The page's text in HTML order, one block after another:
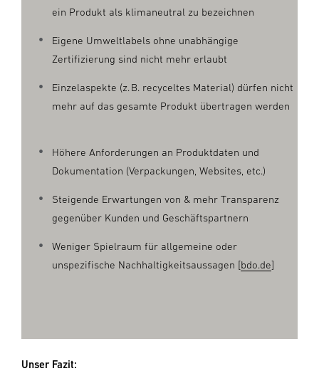
ein Produkt als klimaneutral zu bezeichnen
Eigene Umweltlabels ohne unabhängige
Zertifizierung sind nicht mehr erlaubt
Einzelaspekte (z. B. recyceltes Material) dürfen nicht
mehr auf das gesamte Produkt übertragen werden
Höhere Anforderungen an Produktdaten und
Dokumentation (Verpackungen, Websites, etc.)
Steigende Erwartungen von & mehr Transparenz
gegenüber Kunden und Geschäftspartnern
Weniger Spielraum für allgemeine oder
unspezifische Nachhaltigkeitsaussagen [bdo.de]
Unser Fazit: